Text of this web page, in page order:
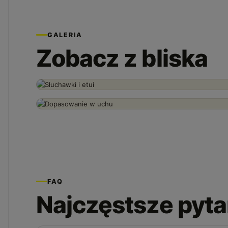
GALERIA
Zobacz z bliska
FAQ
Najczęstsze